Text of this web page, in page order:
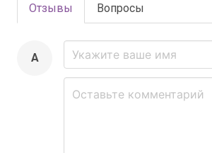
Отзывы Вопросы
A